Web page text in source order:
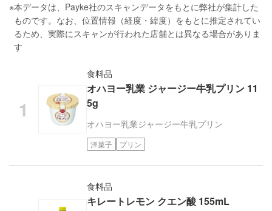
※本データは、Payke社のスキャンデータをもとに弊社が集計した
ものです。なお、位置情報（経度・緯度）をもとに推定されてい
るため、実際にスキャンが行われた店舗とは異なる場合がありま
す
食料品
オハヨー乳業 ジャージー牛乳プリン 11
5g
オハヨー乳業ジャージー牛乳プリン
洋菓子 プリン
食料品
キレートレモン クエン酸 155mL